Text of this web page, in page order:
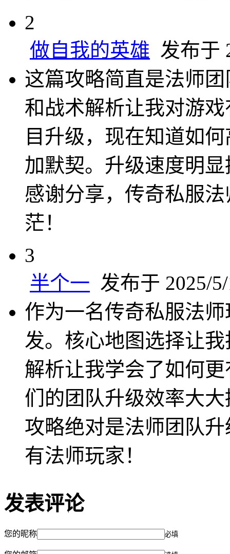
2
做自我的英雄 发布于
这篇攻略简直是法师
和战术解析让我对游
目升级，现在知道如
加默契。升级速度明
感谢分享，传奇私服
茫！
3
半个一 发布于 2025/
作为一名传奇私服法
发。核心地图选择让
解析让我学会了如何
们的团队升级效率大
攻略绝对是法师团队
有法师玩家！
发表评论
您的昵称 必填